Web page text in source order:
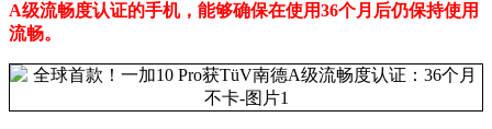
A级流畅度认证的手机，能够确保在使用36个月后仍保持使用
流畅。